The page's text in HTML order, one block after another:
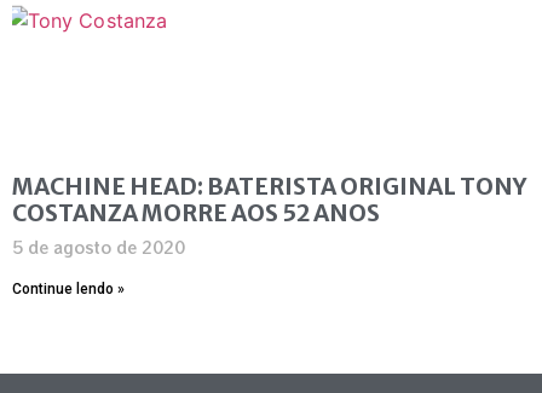
MACHINE HEAD: BATERISTA ORIGINAL TONY
COSTANZA MORRE AOS 52 ANOS
5 de agosto de 2020
Continue lendo »